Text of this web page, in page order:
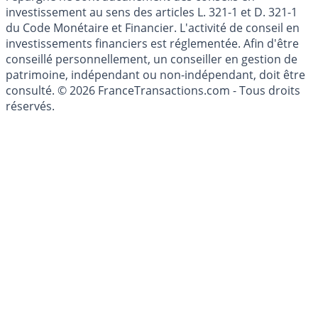
Les articles et commentaires publiés sur le guide de
l'épargne ne sont aucunement des conseils en
investissement au sens des articles L. 321-1 et D. 321-1
du Code Monétaire et Financier. L'activité de conseil en
investissements financiers est réglementée. Afin d'être
conseillé personnellement, un conseiller en gestion de
patrimoine, indépendant ou non-indépendant, doit être